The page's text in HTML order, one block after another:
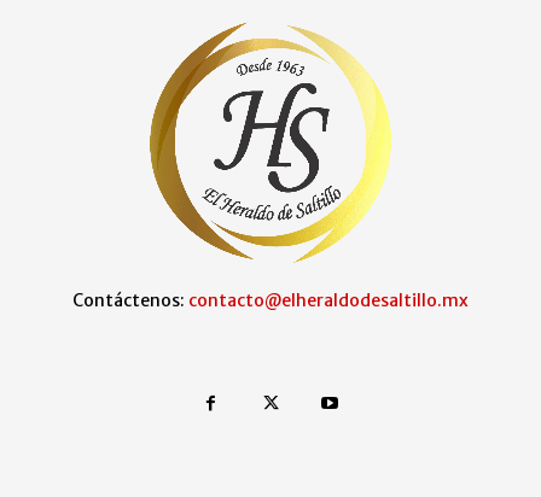
Contáctenos: contacto@elheraldodesaltillo.mx